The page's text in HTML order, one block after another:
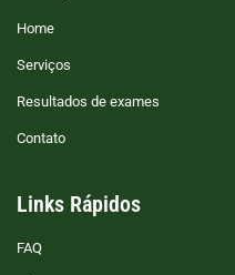
Home
Serviços
Resultados de exames
Contato
Links Rápidos
FAQ